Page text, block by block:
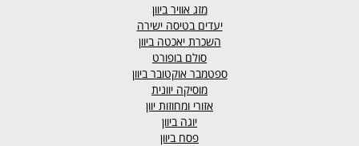
מזג אוויר ביוון
יעדים בטיסה ישירה
השכרת יאכטה ביוון
סולם בופורט
ספטמבר אוקטובר ביוון
מוסיקה יוונית
אזורי ומחוזות יוון
יוגה ביוון
פסח ביוון